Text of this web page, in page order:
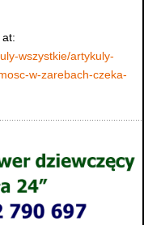
wszystkie/artykuly-
w-zarebach-czeka-